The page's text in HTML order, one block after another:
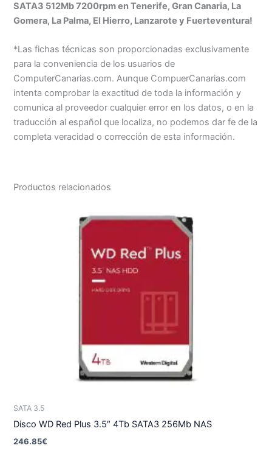
SATA3 512Mb 7200rpm en Tenerife, Gran Canaria, La
Gomera, La Palma, El Hierro, Lanzarote y Fuerteventura!
*Las fichas técnicas son proporcionadas exclusivamente
para la conveniencia de los usuarios de
ComputerCanarias.com. Aunque CompuerCanarias.com
intenta comprobar la exactitud de toda la información y
comunica al proveedor cualquier error en los datos, o en la
traducción al español que localiza, no podemos dar fe de la
completa veracidad o corrección de esta información.
Productos relacionados
SATA 3.5
Disco WD Red Plus 3.5″ 4Tb SATA3 256Mb NAS
246.85€